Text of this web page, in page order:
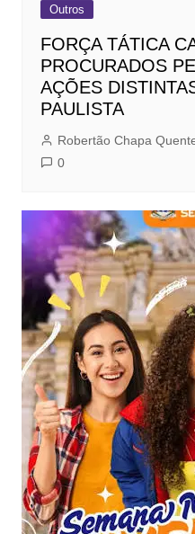
Outros
FORÇA TÁTICA
PROCURADOS
AÇÕES
PAULISTA
Robertão Chapa
0